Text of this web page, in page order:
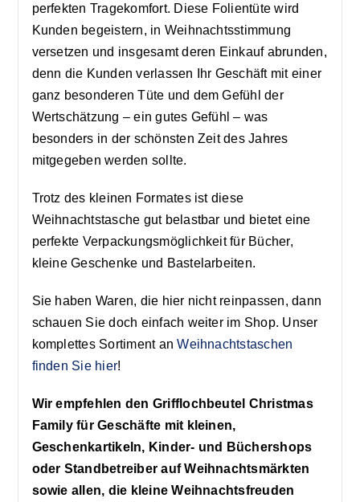
perfekten Tragekomfort. Diese Folientüte wird
Kunden begeistern, in Weihnachtsstimmung
versetzen und insgesamt deren Einkauf abrunden,
denn die Kunden verlassen Ihr Geschäft mit einer
ganz besonderen Tüte und dem Gefühl der
Wertschätzung – ein gutes Gefühl – was
besonders in der schönsten Zeit des Jahres
mitgegeben werden sollte.
Trotz des kleinen Formates ist diese
Weihnachtstasche gut belastbar und bietet eine
perfekte Verpackungsmöglichkeit für Bücher,
kleine Geschenke und Bastelarbeiten.
Sie haben Waren, die hier nicht reinpassen, dann
schauen Sie doch einfach weiter im Shop. Unser
komplettes Sortiment anWeihnachtstaschen
finden Sie hier!
Wir empfehlen den Grifflochbeutel Christmas
Family für Geschäfte mit kleinen,
Geschenkartikeln, Kinder- und Büchershops
oder Standbetreiber auf Weihnachtsmärkten
sowie allen, die kleine Weihnachtsfreuden